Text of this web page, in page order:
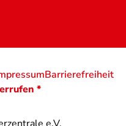
Barrierefreiheit
*